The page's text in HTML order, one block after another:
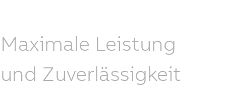
Maximale Leistung
und Zuverlässigkeit